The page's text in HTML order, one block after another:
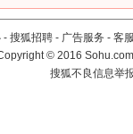
- 搜狐招聘 - 广告服务 - 客
©2016
搜狐不良信息举